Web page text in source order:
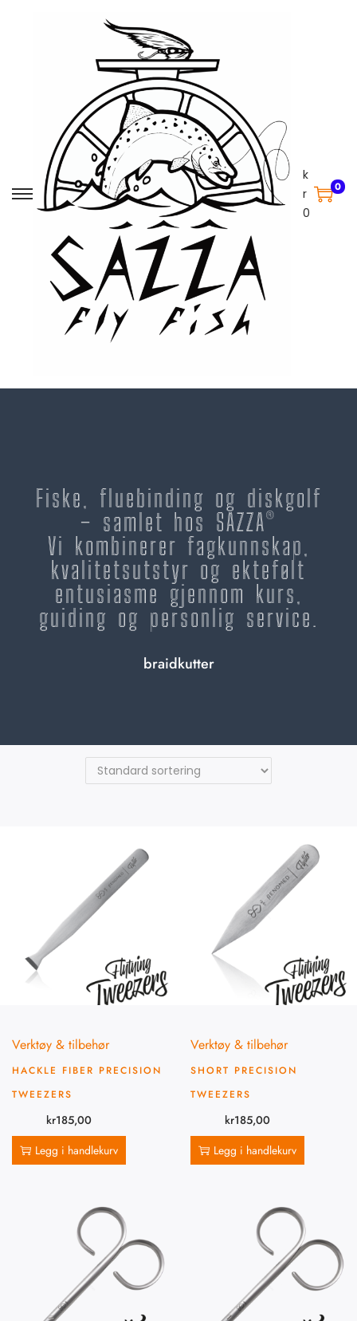
k
r
0
0
Fiske, fluebinding og diskgolf
– samlet hos SAZZA®
Vi kombinerer fagkunnskap,
kvalitetsutstyr og ektefølt
entusiasme gjennom kurs,
guiding og personlig service.
braidkutter
Verktøy & tilbehør
HACKLE FIBER PRECISION
TWEEZERS
kr185,00
Legg i handlekurv
Verktøy & tilbehør
SHORT PRECISION
TWEEZERS
kr185,00
Legg i handlekurv